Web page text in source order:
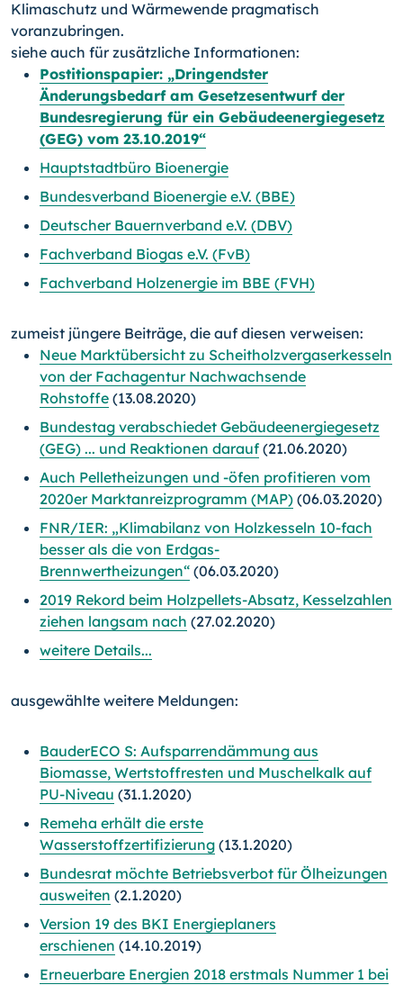
Klimaschutz und Wärmewende pragmatisch
voranzubringen.
siehe auch für zusätzliche Informationen:
Postitionspapier: „Dringendster
Änderungsbedarf am Gesetzesentwurf der
Bundesregierung für ein Gebäudeenergiegesetz
(GEG) vom 23.10.2019“
Hauptstadtbüro Bioenergie
Bundesverband Bioenergie e.V. (BBE)
Deutscher Bauernverband e.V. (DBV)
Fachverband Biogas e.V. (FvB)
Fachverband Holzenergie im BBE (FVH)
zumeist jüngere Beiträge, die auf diesen verweisen:
Neue Marktübersicht zu Scheitholzvergaserkesseln
von der Fachagentur Nachwachsende
Rohstoffe (13.08.2020)
Bundestag verabschiedet Gebäudeenergiegesetz
(GEG) ... und Reaktionen darauf (21.06.2020)
Auch Pelletheizungen und -öfen profitieren vom
2020er Marktanreizprogramm (MAP) (06.03.2020)
FNR/IER: „Klimabilanz von Holzkesseln 10-fach
besser als die von Erdgas-
Brennwertheizungen“ (06.03.2020)
2019 Rekord beim Holzpellets-Absatz, Kesselzahlen
ziehen langsam nach (27.02.2020)
weitere Details...
ausgewählte weitere Meldungen:
BauderECO S: Aufsparrendämmung aus
Biomasse, Wertstoffresten und Muschelkalk auf
PU-Niveau (31.1.2020)
Remeha erhält die erste
Wasserstoffzertifizierung (13.1.2020)
Bundesrat möchte Betriebsverbot für Ölheizungen
ausweiten (2.1.2020)
Version 19 des BKI Energieplaners
erschienen (14.10.2019)
Erneuerbare Energien 2018 erstmals Nummer 1 bei